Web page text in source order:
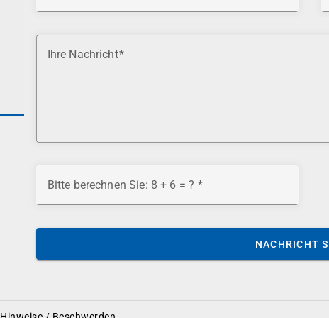
Ihre Nachricht
Bitte berechnen Sie: 8 + 6 = ?
NACHRICHT